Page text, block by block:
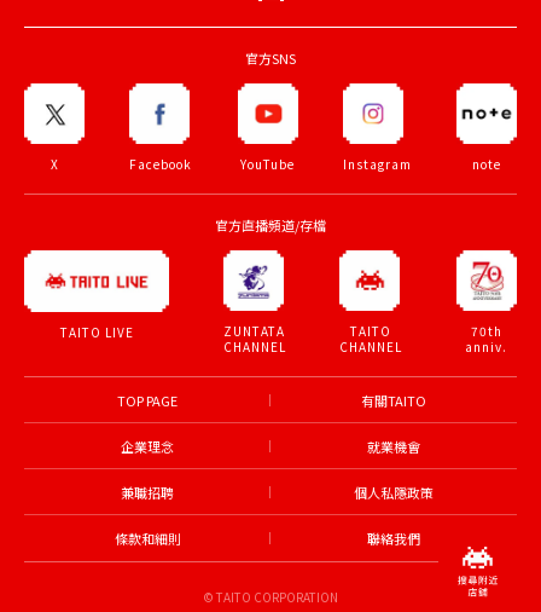
官方SNS
X Facebook YouTube Instagram note
官方直播頻道/存檔
TAITO LIVE
ZUNTATA
CHANNEL
TAITO
CHANNEL
70th
anniv.
TOP PAGE 有關TAITO
企業理念 就業機會
兼職招聘 個人私隱政策
條款和細則 聯絡我們
© TAITO CORPORATION